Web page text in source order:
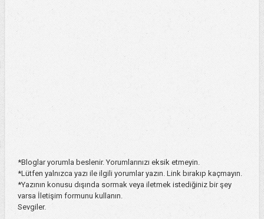
*Bloglar yorumla beslenir. Yorumlarınızı eksik etmeyin.
*Lütfen yalnızca yazı ile ilgili yorumlar yazın. Link bırakıp kaçmayın.
*Yazının konusu dışında sormak veya iletmek istediğiniz bir şey
varsa İletişim formunu kullanın.
Sevgiler.